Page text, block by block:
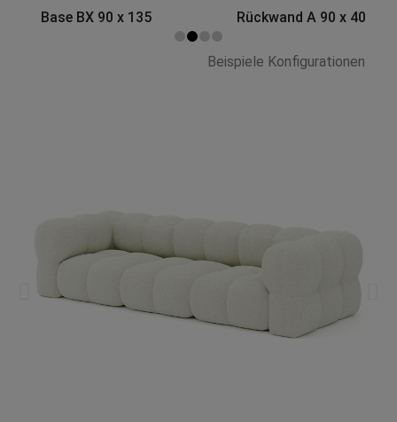
Rückwand A 90 x 40 Eckmodul A 120 x 120
Beispiele Konfigurationen